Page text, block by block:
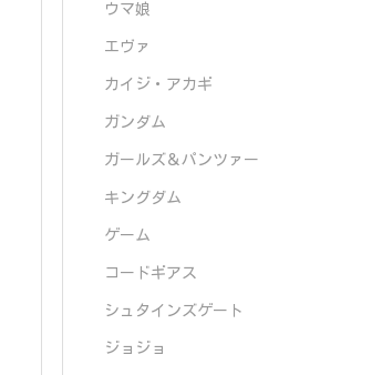
ウマ娘
エヴァ
カイジ・アカギ
ガンダム
ガールズ＆パンツァー
キングダム
ゲーム
コードギアス
シュタインズゲート
ジョジョ